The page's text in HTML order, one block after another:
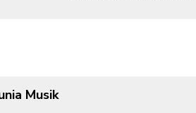
Musik